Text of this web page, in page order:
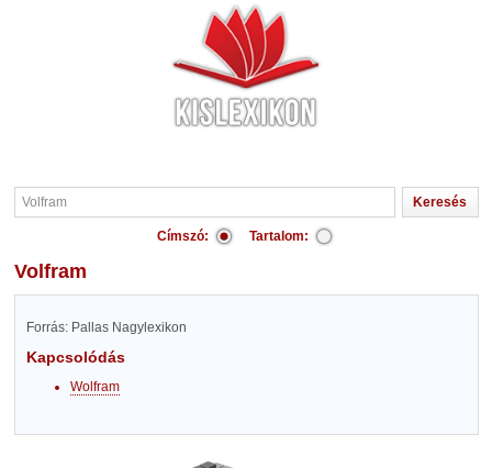
Címszó: Tartalom:
Volfram
Forrás: Pallas Nagylexikon
Kapcsolódás
Wolfram